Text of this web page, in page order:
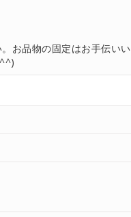
お品物の固定はお手伝いい